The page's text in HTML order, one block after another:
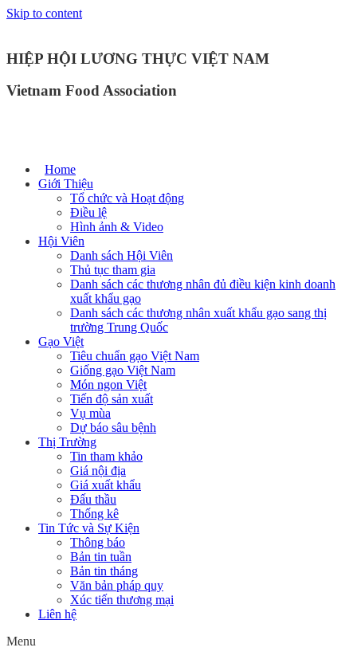
Skip to content
HIỆP HỘI LƯƠNG THỰC VIỆT NAM
Vietnam Food Association
Home
Giới Thiệu
Tổ chức và Hoạt động
Điều lệ
Hình ảnh & Video
Hội Viên
Danh sách Hội Viên
Thủ tục tham gia
Danh sách các thương nhân đủ điều kiện kinh doanh
xuất khẩu gạo
Danh sách các thương nhân xuất khẩu gạo sang thị
trường Trung Quốc
Gạo Việt
Tiêu chuẩn gạo Việt Nam
Giống gạo Việt Nam
Món ngon Việt
Tiến độ sản xuất
Vụ mùa
Dự báo sâu bệnh
Thị Trường
Tin tham khảo
Giá nội địa
Giá xuất khẩu
Đấu thầu
Thống kê
Tin Tức và Sự Kiện
Thông báo
Bản tin tuần
Bản tin tháng
Văn bản pháp quy
Xúc tiến thương mại
Liên hệ
Menu